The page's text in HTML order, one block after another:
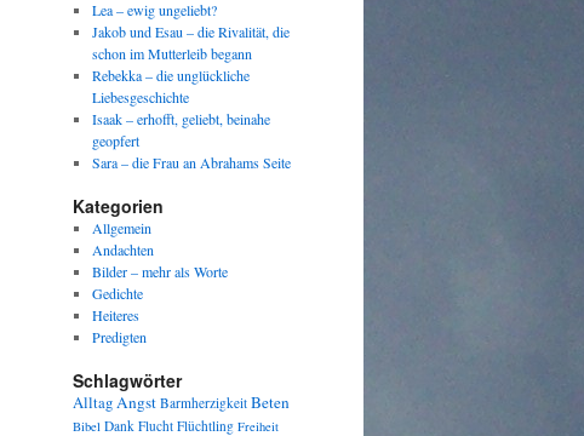
Lea – ewig ungeliebt?
Jakob und Esau – die Rivalität, die
schon im Mutterleib begann
Rebekka – die unglückliche
Liebesgeschichte
Isaak – erhofft, geliebt, beinahe
geopfert
Sara – die Frau an Abrahams Seite
Kategorien
Allgemein
Andachten
Bilder – mehr als Worte
Gedichte
Heiteres
Predigten
Schlagwörter
AlltagAngst Barmherzigkeit Beten
Bibel Dank Flucht Flüchtling Freiheit